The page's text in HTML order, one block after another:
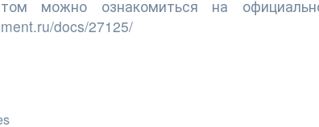
можно ознакомиться на
docs/27125/